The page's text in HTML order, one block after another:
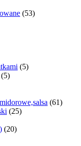
(53)
(5)
(5)
(61)
(25)
(20)